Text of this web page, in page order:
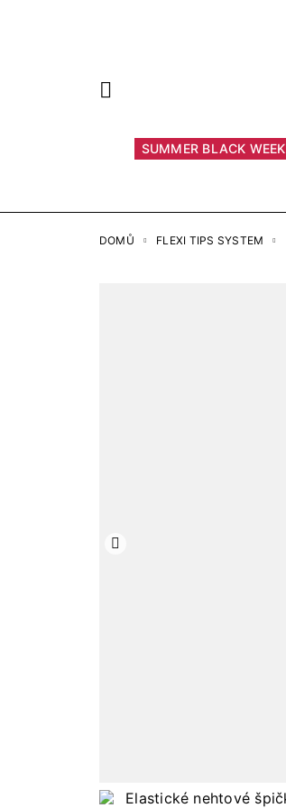
SUMMER BLACK WEEK
DOMŮ FLEXI TIPS SYSTEM
Předchozí